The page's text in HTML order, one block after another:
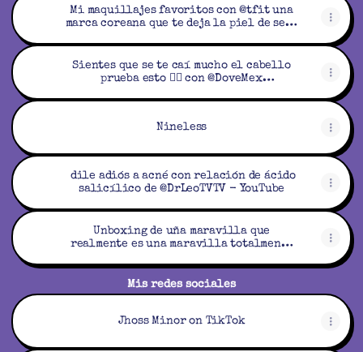
Mi maquillajes favoritos con @tfit una
marca coreana que te deja la piel de seda
Sientes que se te caí mucho el cabello
prueba esto 👌🏼 con @DoveMex
Nineless
￼ dile adiós a acné con relación de ácido
salicílico de @DrLeoTVTV - YouTube
Unboxing de uña maravilla que
realmente es una maravilla totalmente
Mis redes sociales
Jhoss Minor on TikTok